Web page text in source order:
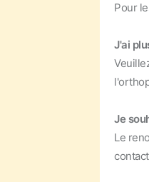
Pour
J'ai
Je
Le